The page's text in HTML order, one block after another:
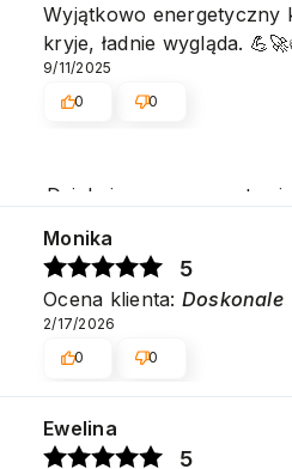
Dziękujemy za
potwierdza nasze
Wyjątkowo energetyczny
kryje, ładnie wygląda.
9/11/2025
0
0
Monika
5
Ocena klienta: Doskonale
2/17/2026
0
0
Ewelina
5